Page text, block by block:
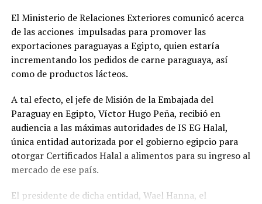
El Ministerio de Relaciones Exteriores comunicó acerca
de las acciones impulsadas para promover las
exportaciones paraguayas a Egipto, quien estaría
incrementando los pedidos de carne paraguaya, así
como de productos lácteos.
A tal efecto, el jefe de Misión de la Embajada del
Paraguay en Egipto, Víctor Hugo Peña, recibió en
audiencia a las máximas autoridades de IS EG Halal,
única entidad autorizada por el gobierno egipcio para
otorgar Certificados Halal a alimentos para su ingreso al
mercado de ese país.
El presidente de dicha entidad, Wael Hanna, el